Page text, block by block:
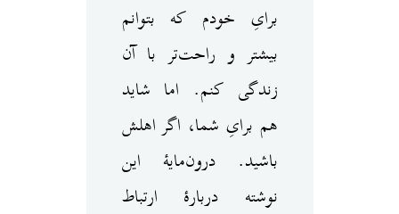
برایِ خودم که بتوانم
بیشتر و راحت‌تر با آن
زندگی کنم. اما شاید
هم برایِ شما،‌ اگر اهلش
باشید. درون‌مایهٔ این
نوشته دربارهٔ ارتباط